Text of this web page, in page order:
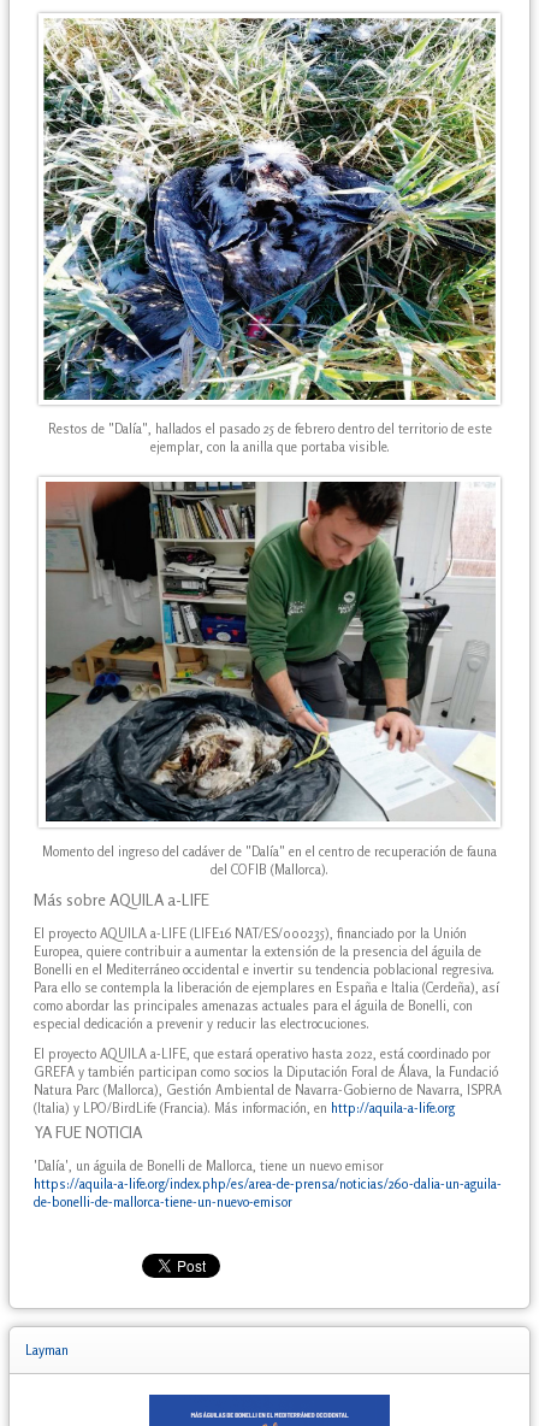
Restos de "Dalía", hallados el pasado 25 de febrero dentro del territorio de este
ejemplar, con la anilla que portaba visible.
Momento del ingreso del cadáver de "Dalía" en el centro de recuperación de fauna
del COFIB (Mallorca).
Más sobre AQUILA a-LIFE
El proyecto AQUILA a-LIFE (LIFE16 NAT/ES/000235), financiado por la Unión
Europea, quiere contribuir a aumentar la extensión de la presencia del águila de
Bonelli en el Mediterráneo occidental e invertir su tendencia poblacional regresiva.
Para ello se contempla la liberación de ejemplares en España e Italia (Cerdeña), así
como abordar las principales amenazas actuales para el águila de Bonelli, con
especial dedicación a prevenir y reducir las electrocuciones.
El proyecto AQUILA a-LIFE, que estará operativo hasta 2022, está coordinado por
GREFA y también participan como socios la Diputación Foral de Álava, la Fundació
Natura Parc (Mallorca), Gestión Ambiental de Navarra-Gobierno de Navarra, ISPRA
(Italia) y LPO/BirdLife (Francia). Más información, en http://aquila-a-life.org
YA FUE NOTICIA
'Dalía', un águila de Bonelli de Mallorca, tiene un nuevo emisor
https://aquila-a-life.org/index.php/es/area-de-prensa/noticias/260-dalia-un-aguila-
de-bonelli-de-mallorca-tiene-un-nuevo-emisor
Layman